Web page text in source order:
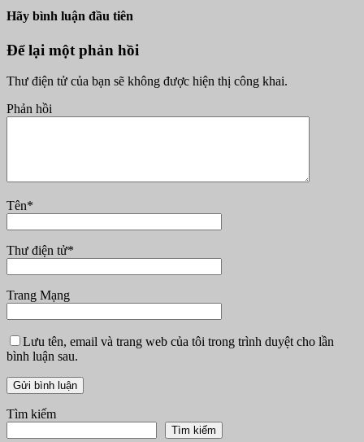
Hãy bình luận đầu tiên
Để lại một phản hồi
Thư điện tử của bạn sẽ không được hiện thị công khai.
Phản hồi
Tên*
Thư điện tử*
Trang Mạng
Lưu tên, email và trang web của tôi trong trình duyệt cho lần
bình luận sau.
Tìm kiếm
Tìm kiếm